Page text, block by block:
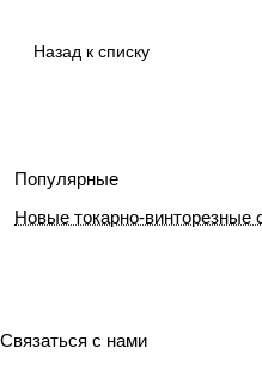
Назад к списку
Популярные
Новые токарно-винторезные
Связаться с нами